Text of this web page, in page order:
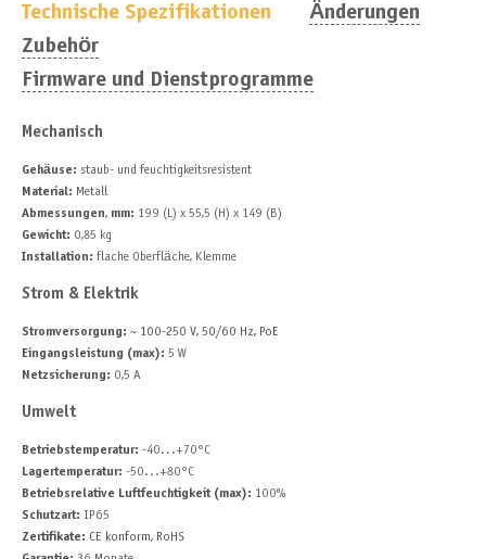
Technische Spezifikationen
Änderungen
Zubehör
Firmware und Dienstprogramme
Mechanisch
Gehäuse: staub- und feuchtigkeitsresistent
Material: Metall
Abmessungen, mm: 199 (L) x 55,5 (H) x 149 (B)
Gewicht: 0,85 kg
Installation: flache Oberfläche, Klemme
Strom & Elektrik
Stromversorgung: ~ 100-250 V, 50/60 Hz, PoE
Eingangsleistung (max): 5 W
Netzsicherung: 0,5 A
Umwelt
Betriebstemperatur: -40...+70°C
Lagertemperatur: -50...+80°C
Betriebsrelative Luftfeuchtigkeit (max): 100%
Schutzart: IP65
Zertifikate: CE konform, RoHS